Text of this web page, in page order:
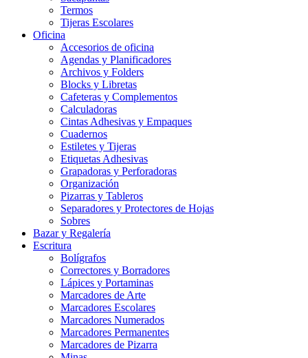
Termos
Tijeras Escolares
Oficina
Accesorios de oficina
Agendas y Planificadores
Archivos y Folders
Blocks y Libretas
Cafeteras y Complementos
Calculadoras
Cintas Adhesivas y Empaques
Cuadernos
Estiletes y Tijeras
Etiquetas Adhesivas
Grapadoras y Perforadoras
Organización
Pizarras y Tableros
Separadores y Protectores de Hojas
Sobres
Bazar y Regalería
Escritura
Bolígrafos
Correctores y Borradores
Lápices y Portaminas
Marcadores de Arte
Marcadores Escolares
Marcadores Numerados
Marcadores Permanentes
Marcadores de Pizarra